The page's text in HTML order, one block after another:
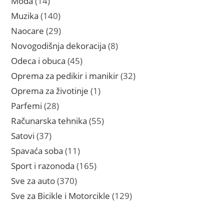
proizvoda
Muzika 140140
proizvoda
Naocare 2929
proizvoda
Novogodišnja dekoracija 88
Odeca i obuca 4545
proizvoda
Oprema za pedikir i manikir 3232
Oprema za životinje 11
Parfemi 2828
proizvoda
Računarska tehnika 5555
Satovi 3737
proizvoda
Spavaća soba 1111
proizvoda
Sport i razonoda 165165
Sve za auto 370370
proizvoda
Sve za Bicikle i Motorcikle 129129